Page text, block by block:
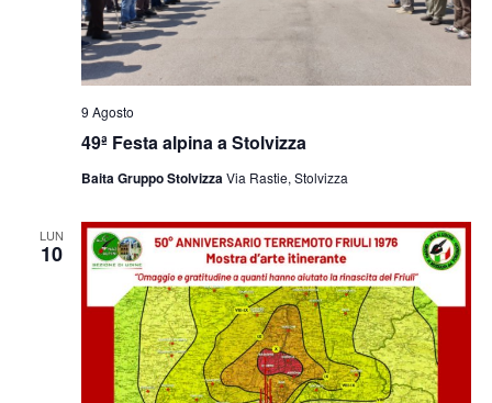
49ª Festa alpina a Stolvizza
9 Agosto
Baita Gruppo StolvizzaVia Rastie, Stolvizza
LUN
10